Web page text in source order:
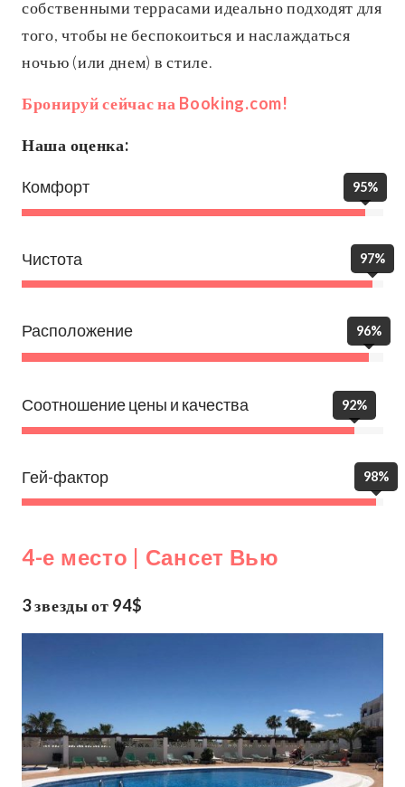
собственными террасами идеально подходят для
того, чтобы не беспокоиться и наслаждаться
ночью (или днем) в стиле.
Бронируй сейчас на Booking.com!
Наша оценка:
Комфорт 95%
Чистота 97%
Расположение 96%
Соотношение цены и качества 92%
Гей-фактор 98%
4-е место | Сансет Вью
3 звезды от 94$